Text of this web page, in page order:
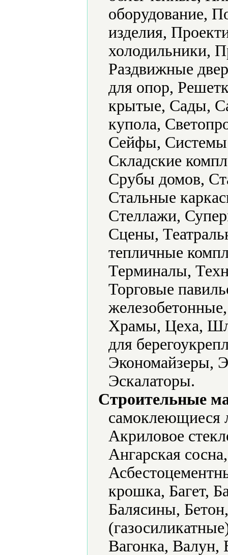
оборудование,
изделия,
холодильники,
Раздвижные
для опор,
крытые, Сады,
купола,
Сейфы, Системы
Складские
Срубы домов,
Стальные
Стеллажи,
Сцены,
тепличные
Терминалы,
Торговые
Храмы, Цеха,
для
Экономайзеры,
Эскалаторы.
Строительные
самоклеющиеся
Акриловое
Ангарская
крошка, Багет,
Балясины,
Вагонка, Валун,